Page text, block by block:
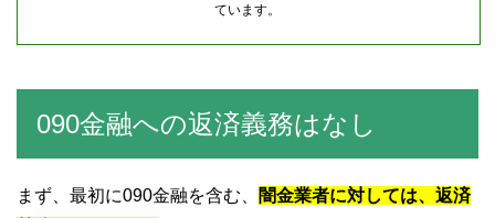
ています。
090金融への返済義務はなし
まず、最初に090金融を含む、
闇金業者に対しては、返済